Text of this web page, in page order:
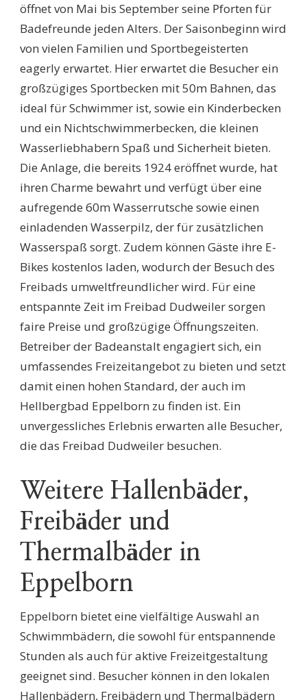
öffnet von Mai bis September seine Pforten für
Badefreunde jeden Alters. Der Saisonbeginn wird
von vielen Familien und Sportbegeisterten
eagerly erwartet. Hier erwartet die Besucher ein
großzügiges Sportbecken mit 50m Bahnen, das
ideal für Schwimmer ist, sowie ein Kinderbecken
und ein Nichtschwimmerbecken, die kleinen
Wasserliebhabern Spaß und Sicherheit bieten.
Die Anlage, die bereits 1924 eröffnet wurde, hat
ihren Charme bewahrt und verfügt über eine
aufregende 60m Wasserrutsche sowie einen
einladenden Wasserpilz, der für zusätzlichen
Wasserspaß sorgt. Zudem können Gäste ihre E-
Bikes kostenlos laden, wodurch der Besuch des
Freibads umweltfreundlicher wird. Für eine
entspannte Zeit im Freibad Dudweiler sorgen
faire Preise und großzügige Öffnungszeiten.
Betreiber der Badeanstalt engagiert sich, ein
umfassendes Freizeitangebot zu bieten und setzt
damit einen hohen Standard, der auch im
Hellbergbad Eppelborn zu finden ist. Ein
unvergessliches Erlebnis erwarten alle Besucher,
die das Freibad Dudweiler besuchen.
Weitere Hallenbäder,
Freibäder und
Thermalbäder in
Eppelborn
Eppelborn bietet eine vielfältige Auswahl an
Schwimmbädern, die sowohl für entspannende
Stunden als auch für aktive Freizeitgestaltung
geeignet sind. Besucher können in den lokalen
Hallenbädern, Freibädern und Thermalbädern